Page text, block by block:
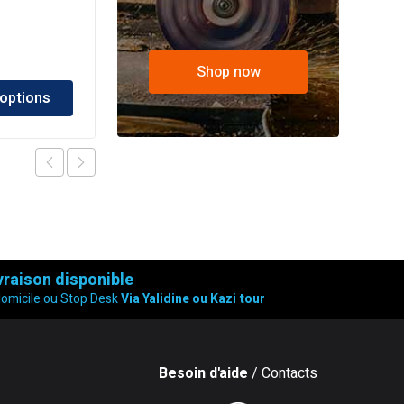
Wide Power II 71BL
42,900.00د.ج
Ajouter au panier
Shop now
disponible
ou Stop DeskVia Yalidine ou Kazi tour
Besoin d'aide / Contacts